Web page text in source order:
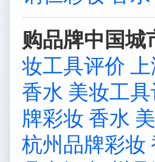
购品牌中国
妆工具评价
香水 美妆工
牌彩妆 香水
杭州品牌彩妆